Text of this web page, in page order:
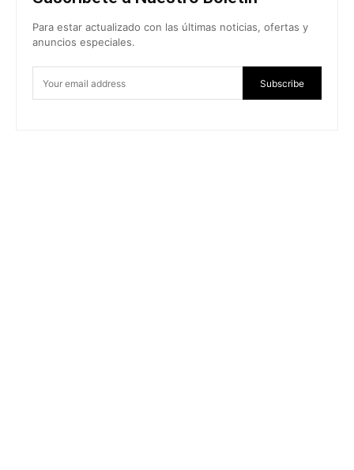
Para estar actualizado con las últimas noticias, ofertas y
anuncios especiales.
Subscribe